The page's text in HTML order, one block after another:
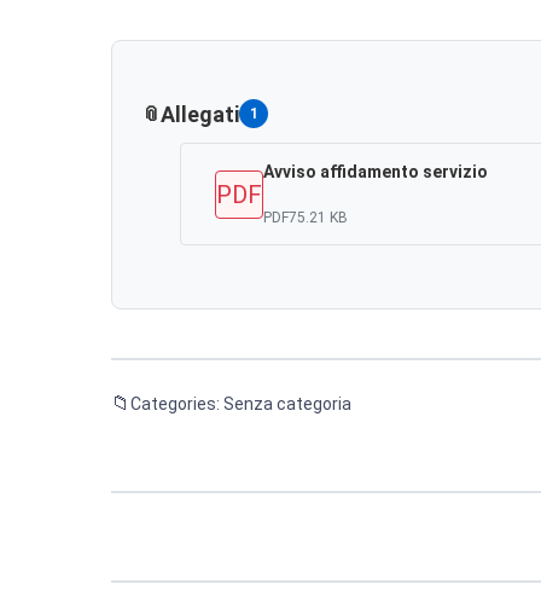
Allegati 1
PDF
Avviso affidamento servizio
PDF75.21 KB
Categories: Senza categoria
articoli